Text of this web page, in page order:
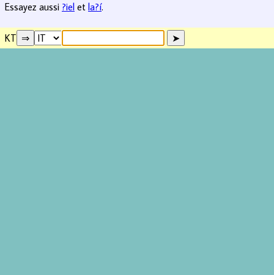
Essayez aussi ?iel et la?í.
KT